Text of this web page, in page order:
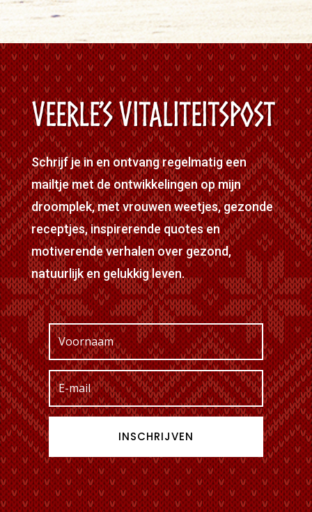
Veerle’s Vitaliteitspost
Schrijf je in en ontvang regelmatig een
mailtje met de ontwikkelingen op mijn
droomplek, met vrouwen weetjes, gezonde
receptjes, inspirerende quotes en
motiverende verhalen over gezond,
natuurlijk en gelukkig leven.
INSCHRIJVEN